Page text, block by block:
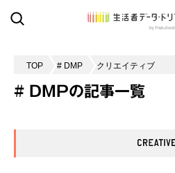
TOP # DMP クリエイティブ
# DMPの記事一覧